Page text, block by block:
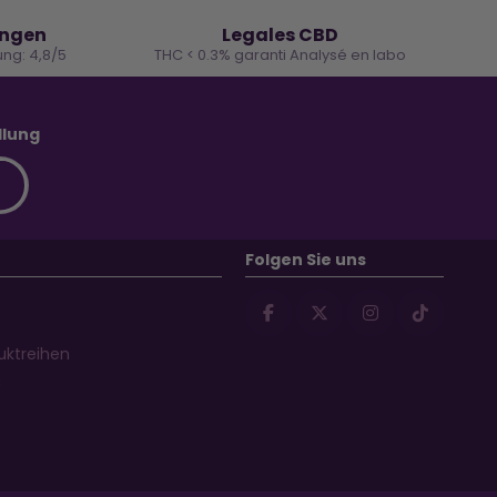
4,8/5
Legales CBD
THC < 0.3% garanti Analysé en labo
Folgen Sie uns